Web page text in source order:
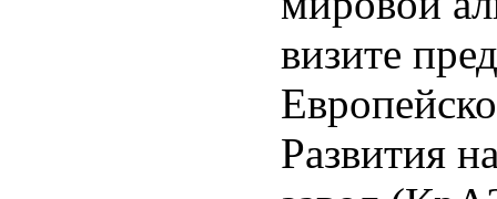
визите
Развития